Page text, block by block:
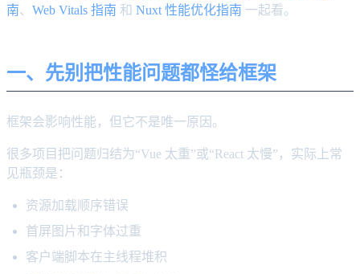
南、 Web Vitals 指南 和 Nuxt 性能优化指南 一起看。
一、先别把性能问题都怪给框架
框架会影响性能，但它不是唯一原因。
很多项目把问题归结为“Vue 太重”或“React 太慢”，实际上常
见瓶颈是：
资源加载顺序错误
首屏图片和字体过重
客户端脚本在主线程堆积